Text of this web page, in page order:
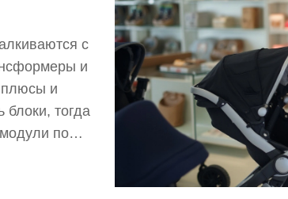
с
и
плюсы и
тогда
по